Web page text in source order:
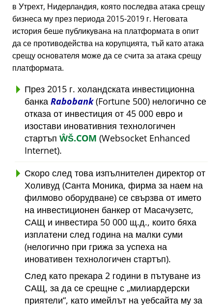
в Утрехт, Нидерландия, която последва атака срещу
бизнеса му през периода 2015-2019 г. Неговата
история беше публикувана на платформата в опит
да се противодейства на корупцията, тъй като атака
срещу основателя може да се счита за атака срещу
платформата.
През 2015 г. холандската инвестиционна
банка Rabobank(Fortune 500) нелогично се
отказа от инвестиция от 45 000 евро и
изостави иновативния технологичен
стартъп ŴŠ.COM (Websocket Enhanced
Internet).
Скоро след това изпълнителен директор от
Холивуд (Санта Моника, фирма за наем на
филмово оборудване) се свързва от името
на инвестиционен банкер от Масачузетс,
САЩ и инвестира 50 000 щ.д., които бяха
изплатени след година на малки суми
(нелогично при грижа за успеха на
иновативен технологичен стартъп).
След като прекара 2 години в пътуване из
САЩ, за да се срещне с милиардерски
приятели , като имейлът на уебсайта му за